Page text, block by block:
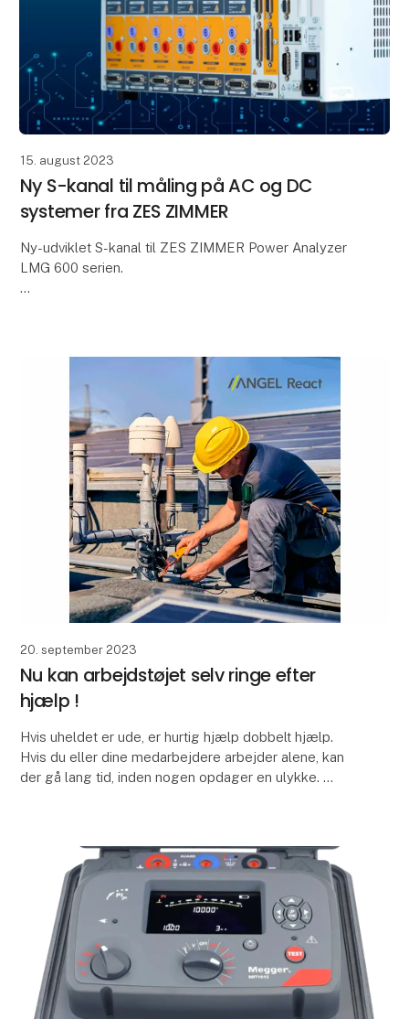
15. august 2023
Ny S-kanal til måling på AC og DC
systemer fra ZES ZIMMER
Ny-udviklet S-kanal til ZES ZIMMER Power Analyzer
LMG 600 serien.
20. september 2023
Nu kan arbejdstøjet selv ringe efter
hjælp !
Hvis uheldet er ude, er hurtig hjælp dobbelt hjælp.
Hvis du eller dine medarbejdere arbejder alene, kan
der gå lang tid, inden nogen opdager en ulykke.